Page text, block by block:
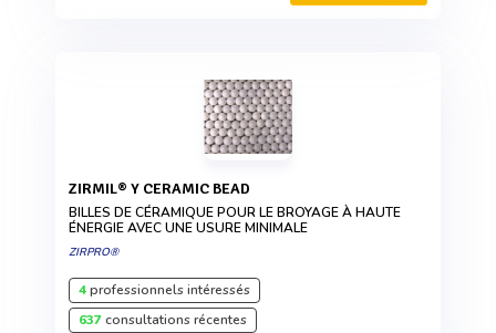
ZIRMIL® Y CERAMIC BEAD
BILLES DE CÉRAMIQUE POUR LE BROYAGE À HAUTE
ÉNERGIE AVEC UNE USURE MINIMALE
ZIRPRO®
4professionnels intéressés
637consultations récentes